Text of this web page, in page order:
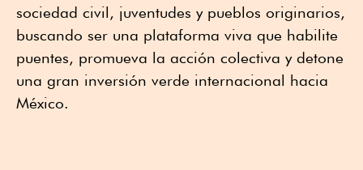
sociedad civil, juventudes y pueblos originarios,
buscando ser una plataforma viva que habilite
puentes, promueva la acción colectiva y detone
una gran inversión verde internacional hacia
México.